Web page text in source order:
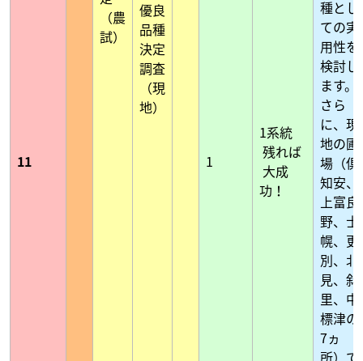
（農
試）
種とし
ての実
用性を
検討し
ます。
さら
に、現
地の圃
場（倶
知安、
上富良
野、士
幌、更
別、北
見、斜
里、中
標津の
7ヵ
優良
品種
決定
調査
（現
地）
11 1
1系統
残れば
大成
功！